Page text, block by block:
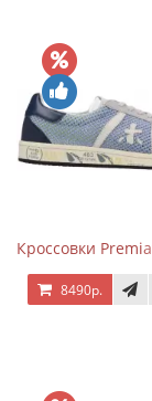
Кроссовки
8490р.